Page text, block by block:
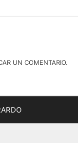
UN COMENTARIO.